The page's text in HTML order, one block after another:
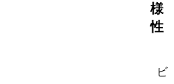
様
性
ビ